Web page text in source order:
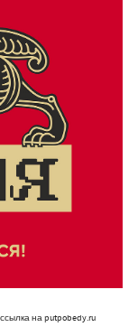
на putpobedy.ru